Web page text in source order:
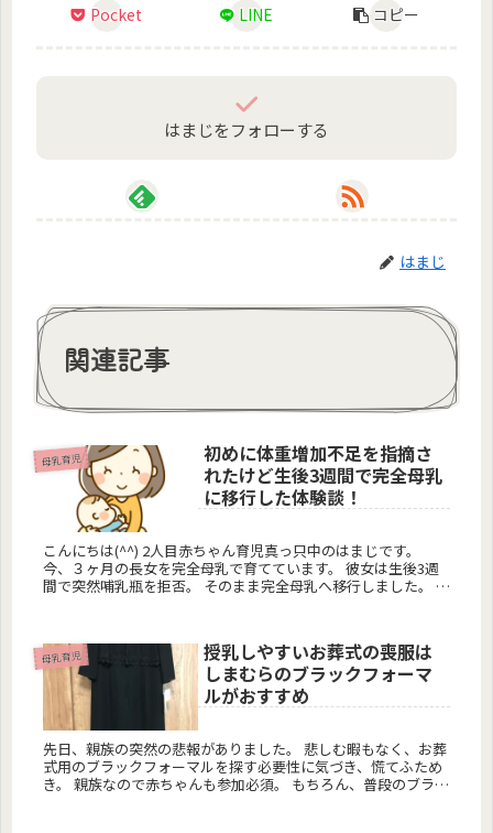
Pocket LINE コピー
はまじをフォローする
はまじ
関連記事
母乳育児
初めに体重増加不足を指摘さ
れたけど生後3週間で完全母乳
に移行した体験談！
こんにちは(^^) 2人目赤ちゃん育児真っ只中のはまじです。
今、３ヶ月の長女を完全母乳で育てています。 彼女は生後3週
間で突然哺乳瓶を拒否。 そのまま完全母乳へ移行しました。 で
母乳育児
授乳しやすいお葬式の喪服は
しまむらのブラックフォーマ
ルがおすすめ
先日、親族の突然の悲報がありました。 悲しむ暇もなく、お葬
式用のブラックフォーマルを探す必要性に気づき、慌てふため
き。 親族なので赤ちゃんも参加必須。 もちろん、普段のブラッ